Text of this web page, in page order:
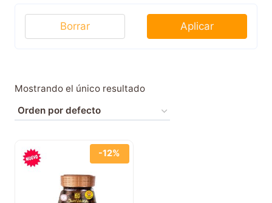
Mostrando el único resultado
-12%
Aplicar
Borrar